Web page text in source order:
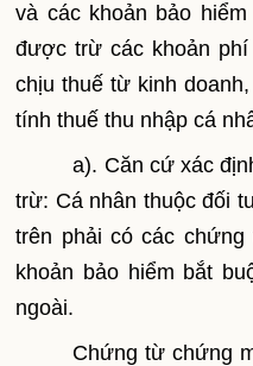
và các khoản bảo
được trừ các khoản
chịu thuế từ kinh
tính thuế thu nhập cá
a). Căn cứ xác
trừ: Cá nhân thuộc đối
trên phải có các
khoản bảo hiểm bắt
ngoài.
Chứng từ chứng